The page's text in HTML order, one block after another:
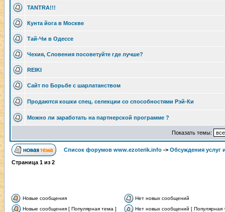
TANTRA!!!
Кунта йога в Москве
Тай-Чи в Одессе
Чехия, Словения посоветуйте где лучше?
REIKI
Сайт по Борьбе с шарлатанством
Продаются кошки спец. селекции со способностями Рэй-Ки
Можно ли заработать на партнерской программе ?
Показать темы:
Список форумов www.ezoterik.info -> Обсуждения услуг
Страница 1 из 2
Новые сообщения
Нет новых сообщений
Новые сообщения [ Популярная тема ]
Нет новых сообщений [ Популярная